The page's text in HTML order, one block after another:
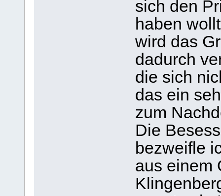
sich den
haben
wird das
dadurch
die sich
das ein
zum
Die
bezweifle
aus einem